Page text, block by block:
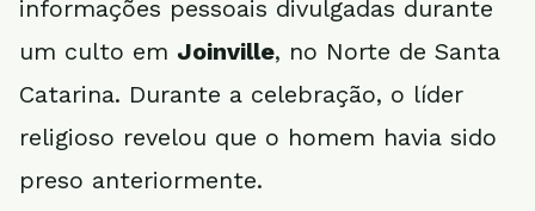
informações pessoais divulgadas durante
um culto em Joinville, no Norte de Santa
Catarina. Durante a celebração, o líder
religioso revelou que o homem havia sido
preso anteriormente.